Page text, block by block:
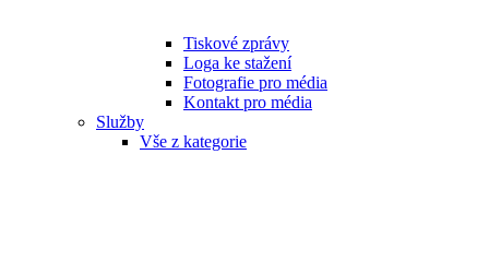
Tiskové zprávy
Loga ke stažení
Fotografie pro média
Kontakt pro média
Služby
Vše z kategorie